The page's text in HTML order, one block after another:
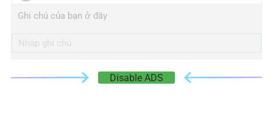
Ghi chú của bạn ở đây
Disable ADS